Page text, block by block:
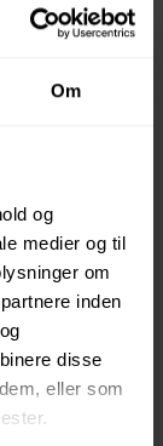
Om
og
medier og til
om
inden
disse
eller som